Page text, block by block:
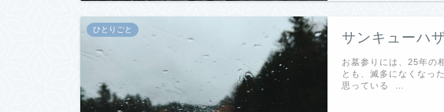
ひとりごと
サンキューハ
お墓参りには、25年の
とも、滅多になくなっ
思っている …